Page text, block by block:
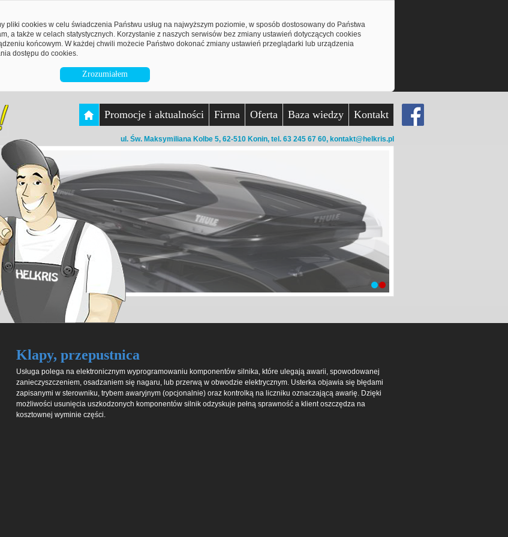
pliki cookies w celu świadczenia Państwu usług na najwyższym poziomie, w sposób dostosowany do Państwa
a także w celach statystycznych. Korzystanie z naszych serwisów bez zmiany ustawień dotyczących cookies
końcowym. W każdej chwili możecie Państwo dokonać zmiany ustawień przeglądarki lub urządzenia
dostępu do cookies.
Zrozumiałem
Promocje i aktualności Firma Oferta Baza wiedzy Kontakt
ul. Św. Maksymiliana Kolbe 5, 62-510 Konin, tel. 63 245 67 60, kontakt@helkris.pl
Klapy, przepustnica
Usługa polega na elektronicznym wyprogramowaniu komponentów silnika, które ulegają awarii, spowodowanej
zanieczyszczeniem, osadzaniem się nagaru, lub przerwą w obwodzie elektrycznym. Usterka objawia się błędami
zapisanymi w sterowniku, trybem awaryjnym (opcjonalnie) oraz kontrolką na liczniku oznaczającą awarię. Dzięki
możliwości usunięcia uszkodzonych komponentów silnik odzyskuje pełną sprawność a klient oszczędza na
kosztownej wyminie części.